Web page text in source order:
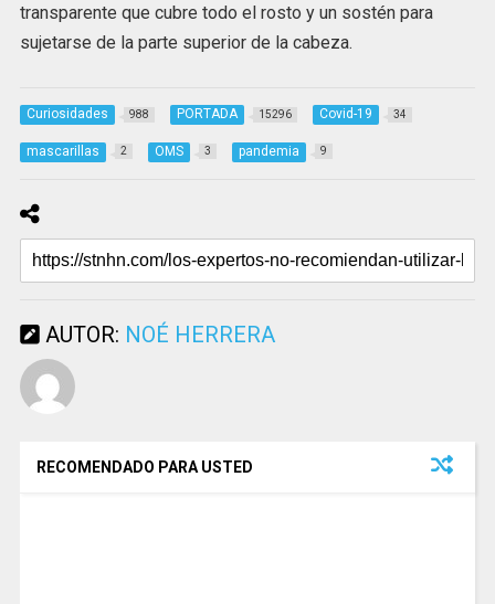
transparente que cubre todo el rosto y un sostén para
sujetarse de la parte superior de la cabeza.
Curiosidades 988 PORTADA 15296 Covid-19 34
mascarillas 2 OMS 3 pandemia 9
AUTOR: NOÉ HERRERA
RECOMENDADO PARA USTED